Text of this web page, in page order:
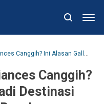
Mencari Home Appliances Canggih? Ini Alasan Galleria Jadi Destinasi Terbaik Beli Produk Bosch
Canggih?
Destinasi